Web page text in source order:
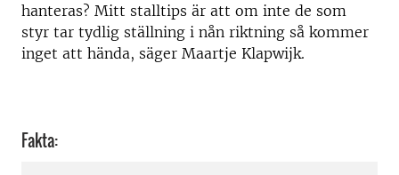
hanteras? Mitt stalltips är att om inte de som
styr tar tydlig ställning i nån riktning så kommer
inget att hända, säger Maartje Klapwijk.
Fakta: